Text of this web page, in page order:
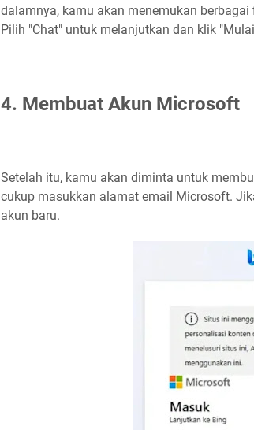
dalamnya, kamu akan menemukan berbagai
Pilih "Chat" untuk melanjutkan dan klik
4. Membuat Akun Microsoft
Setelah itu, kamu akan diminta untuk
cukup masukkan alamat email Microsoft.
akun baru.